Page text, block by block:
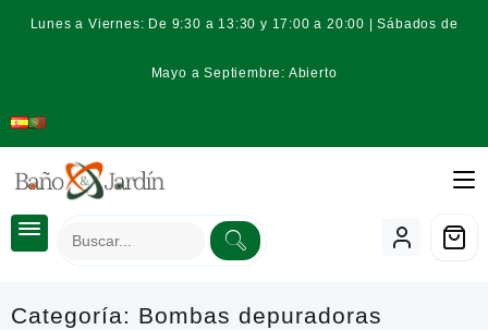
Lunes a Viernes: De 9:30 a 13:30 y 17:00 a 20:00 | Sábados de
Mayo a Septiembre: Abierto
Categoría: Bombas depuradoras